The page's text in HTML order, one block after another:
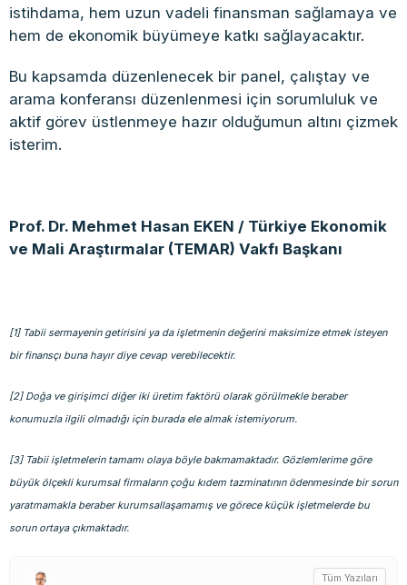
istihdama, hem uzun vadeli finansman sağlamaya ve
hem de ekonomik büyümeye katkı sağlayacaktır.
Bu kapsamda düzenlenecek bir panel, çalıştay ve
arama konferansı düzenlenmesi için sorumluluk ve
aktif görev üstlenmeye hazır olduğumun altını çizmek
isterim.
Prof. Dr. Mehmet Hasan EKEN / Türkiye Ekonomik
ve Mali Araştırmalar (TEMAR) Vakfı Başkanı
[1] Tabii sermayenin getirisini ya da işletmenin değerini maksimize etmek isteyen
bir finansçı buna hayır diye cevap verebilecektir.
[2] Doğa ve girişimci diğer iki üretim faktörü olarak görülmekle beraber
konumuzla ilgili olmadığı için burada ele almak istemiyorum.
[3] Tabii işletmelerin tamamı olaya böyle bakmamaktadır. Gözlemlerime göre
büyük ölçekli kurumsal firmaların çoğu kıdem tazminatının ödenmesinde bir sorun
yaratmamakla beraber kurumsallaşamamış ve görece küçük işletmelerde bu
sorun ortaya çıkmaktadır.
Tüm Yazıları